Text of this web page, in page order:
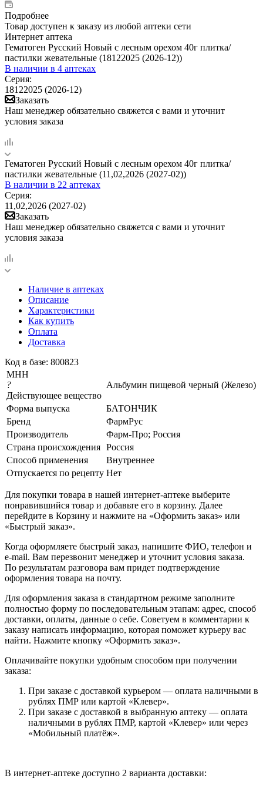
Подробнее
Товар доступен к заказу из любой аптеки сети
Интернет аптека
Гематоген Русский Новый с лесным орехом 40г плитка/
пастилки жевательные (18122025 (2026-12))
В наличии в 4 аптеках
Серия:
18122025 (2026-12)
Заказать
Наш менеджер обязательно свяжется с вами и уточнит
условия заказа
Гематоген Русский Новый с лесным орехом 40г плитка/
пастилки жевательные (11,02,2026 (2027-02))
В наличии в 22 аптеках
Серия:
11,02,2026 (2027-02)
Заказать
Наш менеджер обязательно свяжется с вами и уточнит
условия заказа
Наличие в аптеках
Описание
Характеристики
Как купить
Оплата
Доставка
Код в базе: 800823
МНН
?
Действующее вещество
Альбумин пищевой черный (Железо)
Форма выпуска
БАТОНЧИК
Бренд
ФармРус
Производитель
Фарм-Про; Россия
Страна происхождения Россия
Способ применения
Внутреннее
Отпускается по рецепту Нет
Для покупки товара в нашей интернет-аптеке выберите
понравившийся товар и добавьте его в корзину. Далее
перейдите в Корзину и нажмите на «Оформить заказ» или
«Быстрый заказ».
Когда оформляете быстрый заказ, напишите ФИО, телефон и
e-mail. Вам перезвонит менеджер и уточнит условия заказа.
По результатам разговора вам придет подтверждение
оформления товара на почту.
Для оформления заказа в стандартном режиме заполните
полностью форму по последовательным этапам: адрес, способ
доставки, оплаты, данные о себе. Советуем в комментарии к
заказу написать информацию, которая поможет курьеру вас
найти. Нажмите кнопку «Оформить заказ».
Оплачивайте покупки удобным способом при получении
заказа:
При заказе с доставкой курьером — оплата наличными в
рублях ПМР или картой «Клевер».
При заказе с доставкой в выбранную аптеку — оплата
наличными в рублях ПМР, картой «Клевер» или через
«Мобильный платёж».
В интернет-аптеке доступно 2 варианта доставки: